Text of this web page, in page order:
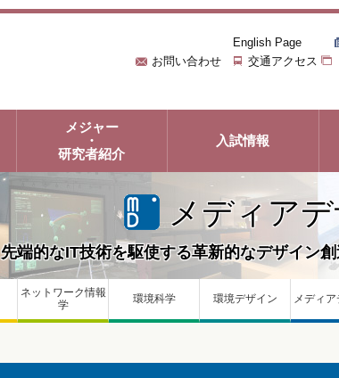
English Page
お問い合わせ
交通アクセス
メジャー
・
研究者紹介
入試情報
メディア
先端的なIT技術を駆使する革新的なデザイン
ネットワーク情報
学
環境科学 環境デザイン メディ